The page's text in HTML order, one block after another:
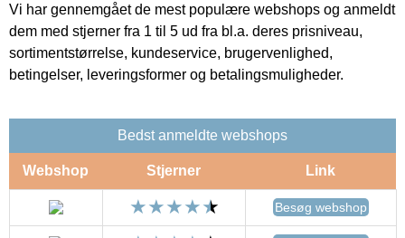
Vi har gennemgået de mest populære webshops og anmeldt
dem med stjerner fra 1 til 5 ud fra bl.a. deres prisniveau,
sortimentstørrelse, kundeservice, brugervenlighed,
betingelser, leveringsformer og betalingsmuligheder.
Bedst anmeldte webshops
Webshop Stjerner Link
Besøg webshop